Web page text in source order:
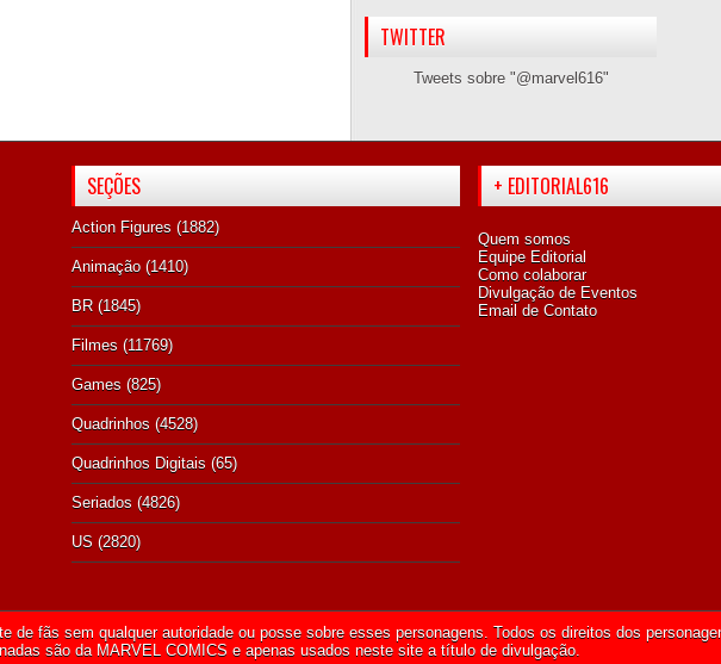
TWITTER
Tweets sobre "@marvel616"
SEÇÕES
Action Figures (1882)
Animação (1410)
BR (1845)
Filmes (11769)
Games (825)
Quadrinhos (4528)
Quadrinhos Digitais (65)
Seriados (4826)
US (2820)
+ EDITORIAL616
Quem somos
Equipe Editorial
Como colaborar
Divulgação de Eventos
Email de Contato
de fãs sem qualquer autoridade ou posse sobre esses personagens. Todos os direitos dos
são da MARVEL COMICS e apenas usados neste site a título de divulgação.